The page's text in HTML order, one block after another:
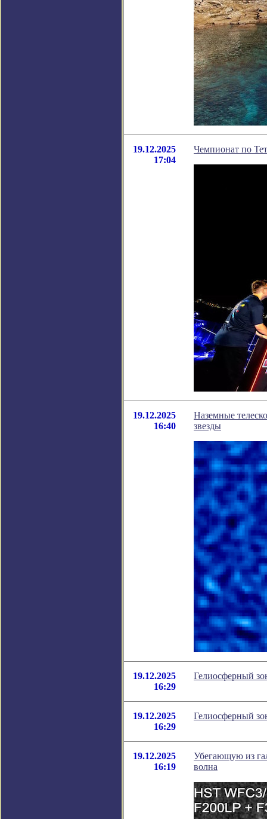
19.12.2025
17:04
Чемпионат по
19.12.2025
16:40
Наземные
звезды
19.12.2025
16:29
Гелиосферный
19.12.2025
16:29
Гелиосферный
19.12.2025
16:19
Убегающую из
волна